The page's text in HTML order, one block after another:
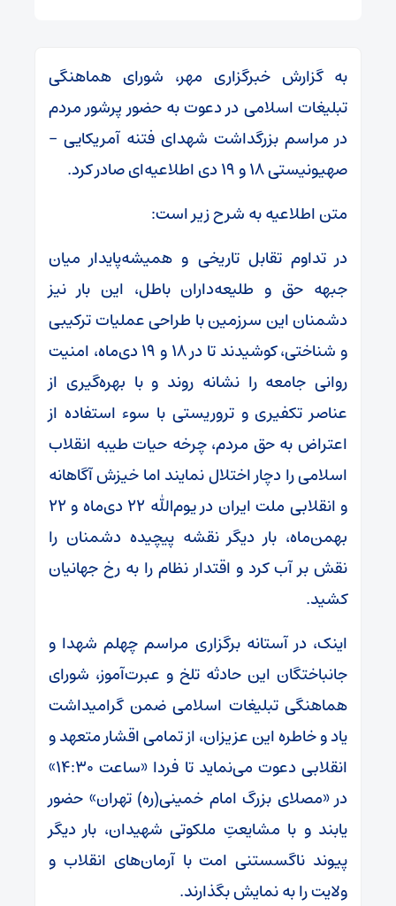
به گزارش خبرگزاری مهر، شورای هماهنگی
تبلیغات اسلامی در دعوت به حضور پرشور مردم
در مراسم بزرگداشت شهدای فتنه آمریکایی –
صهیونیستی ۱۸ و ۱۹ دی اطلاعیه‌ای صادر کرد.
متن اطلاعیه به شرح زیر است:
در تداوم تقابل تاریخی و همیشه‌پایدار میان
جبهه حق و طلیعه‌داران باطل، این بار نیز
دشمنان این سرزمین با طراحی عملیات ترکیبی
و شناختی، کوشیدند تا در ۱۸ و ۱۹ دی‌ماه، امنیت
روانی جامعه را نشانه روند و با بهره‌گیری از
عناصر تکفیری و تروریستی با سوء استفاده از
اعتراض به حق مردم، چرخه حیات طیبه انقلاب
اسلامی را دچار اختلال نمایند اما خیزش آگاهانه
و انقلابی ملت ایران در یوم‌الله ۲۲ دی‌ماه و ۲۲
بهمن‌ماه، بار دیگر نقشه پیچیده دشمنان را
نقش بر آب کرد و اقتدار نظام را به رخ جهانیان
کشید.
اینک، در آستانه برگزاری مراسم چهلم شهدا و
جانباختگان این حادثه تلخ و عبرت‌آموز، شورای
هماهنگی تبلیغات اسلامی ضمن گرامیداشت
یاد و خاطره این عزیزان، از تمامی اقشار متعهد و
انقلابی دعوت می‌نماید تا فردا «ساعت ۱۴:۳۰»
در «مصلای بزرگ امام خمینی(ره) تهران» حضور
یابند و با مشایعتِ ملکوتی شهیدان، بار دیگر
پیوند ناگسستنی امت با آرمان‌های انقلاب و
ولایت را به نمایش بگذارند.